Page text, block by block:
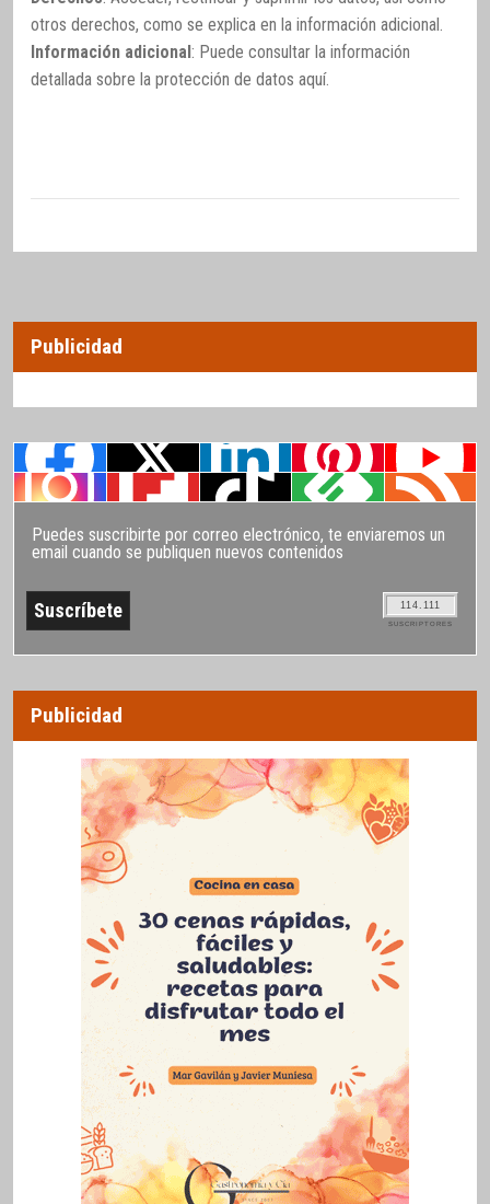
otros derechos, como se explica en la información adicional.
Información adicional: Puede consultar la información
detallada sobre la protección de datos aquí.
Publicidad
Puedes suscribirte por correo electrónico, te enviaremos un
email cuando se publiquen nuevos contenidos
114.111
SUSCRIPTORES
Publicidad